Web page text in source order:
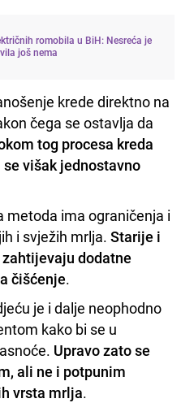
romobila u BiH: Nesreća je
još nema
krede direktno na
čega se ostavlja da
tog procesa kreda
se višak jednostavno
metoda ima ograničenja i
i svježih mrlja. Starije i
dodatne
čišćenje.
je i dalje neophodno
kako bi se u
Upravo zato se
ali ne i potpunim
vrsta mrlja.